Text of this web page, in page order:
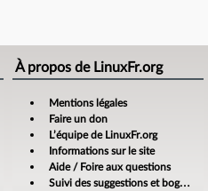
À propos de LinuxFr.org
Mentions légales
Faire un don
L’équipe de LinuxFr.org
Informations sur le site
Aide / Foire aux questions
Suivi des suggestions et bogues